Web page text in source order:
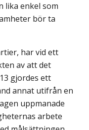
lika enkel som
bör ta
har vid ett
av att det
gjordes ett
annat utifrån en
uppmanade
arbete